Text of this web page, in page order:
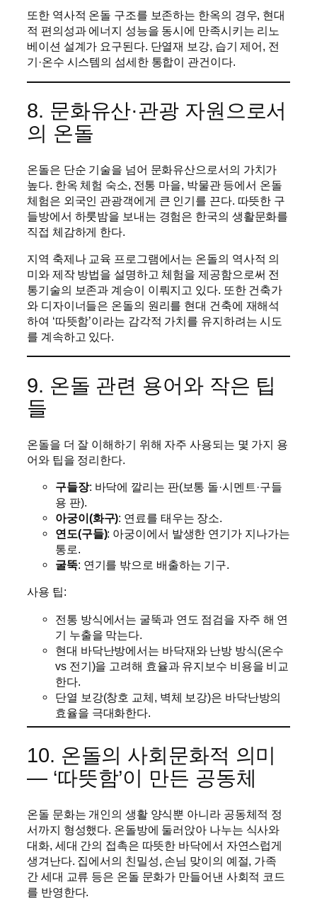
또한 역사적 온돌 구조를 보존하는 한옥의 경우, 현대
적 편의성과 에너지 성능을 동시에 만족시키는 리노
베이션 설계가 요구된다. 단열재 보강, 습기 제어, 전
기·온수 시스템의 섬세한 통합이 관건이다.
8. 문화유산·관광 자원으로서
의 온돌
온돌은 단순 기술을 넘어 문화유산으로서의 가치가
높다. 한옥 체험 숙소, 전통 마을, 박물관 등에서 온돌
체험은 외국인 관광객에게 큰 인기를 끈다. 따뜻한 구
들방에서 하룻밤을 보내는 경험은 한국의 생활문화를
직접 체감하게 한다.
지역 축제나 교육 프로그램에서는 온돌의 역사적 의
미와 제작 방법을 설명하고 체험을 제공함으로써 전
통기술의 보존과 계승이 이뤄지고 있다. 또한 건축가
와 디자이너들은 온돌의 원리를 현대 건축에 재해석
하여 ‘따뜻함’이라는 감각적 가치를 유지하려는 시도
를 계속하고 있다.
9. 온돌 관련 용어와 작은 팁
들
온돌을 더 잘 이해하기 위해 자주 사용되는 몇 가지 용
어와 팁을 정리한다.
구들장: 바닥에 깔리는 판(보통 돌·시멘트·구들
용 판).
아궁이(화구): 연료를 태우는 장소.
연도(구들): 아궁이에서 발생한 연기가 지나가는
통로.
굴뚝: 연기를 밖으로 배출하는 기구.
사용 팁:
전통 방식에서는 굴뚝과 연도 점검을 자주 해 연
기 누출을 막는다.
현대 바닥난방에서는 바닥재와 난방 방식(온수
vs 전기)을 고려해 효율과 유지보수 비용을 비교
한다.
단열 보강(창호 교체, 벽체 보강)은 바닥난방의
효율을 극대화한다.
10. 온돌의 사회문화적 의미
— ‘따뜻함’이 만든 공동체
온돌 문화는 개인의 생활 양식뿐 아니라 공동체적 정
서까지 형성했다. 온돌방에 둘러앉아 나누는 식사와
대화, 세대 간의 접촉은 따뜻한 바닥에서 자연스럽게
생겨난다. 집에서의 친밀성, 손님 맞이의 예절, 가족
간 세대 교류 등은 온돌 문화가 만들어낸 사회적 코드
를 반영한다.